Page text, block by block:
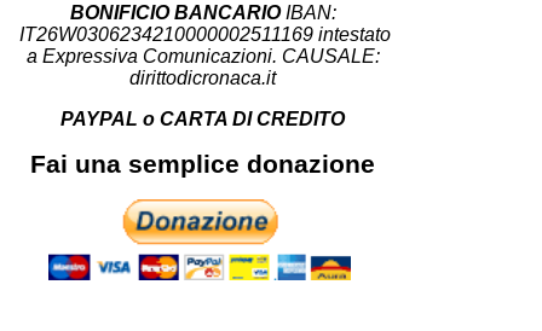
BONIFICIO BANCARIO IBAN:
IT26W0306234210000002511169 intestato
a Expressiva Comunicazioni. CAUSALE:
dirittodicronaca.it
PAYPAL o CARTA DI CREDITO
Fai una semplice donazione